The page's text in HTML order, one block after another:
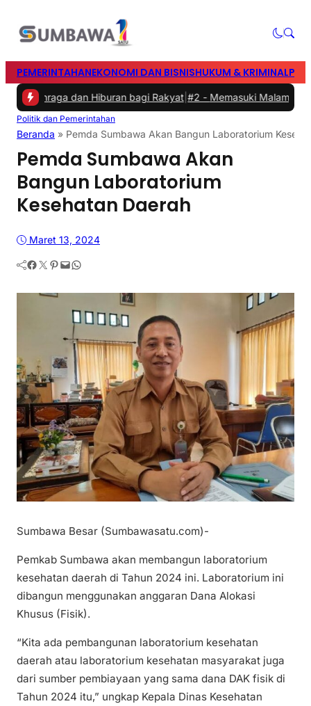
PEMERINTAHANEKONOMI DAN BISNISHUKUM & KRIMINAL
dan Hiburan bagi Rakyat| #2 -Memasuki Malam Kedua
Politik dan Pemerintahan
Beranda » Pemda Sumbawa Akan Bangun Laboratorium
Pemda Sumbawa Akan
Bangun Laboratorium
Kesehatan Daerah
Maret 13, 2024
Facebook Twitter Pinterest Mail WhatsApp
Sumbawa Besar (Sumbawasatu.com)-
Pemkab Sumbawa akan membangun laboratorium
kesehatan daerah di Tahun 2024 ini. Laboratorium ini
dibangun menggunakan anggaran Dana Alokasi
Khusus (Fisik).
“Kita ada pembangunan laboratorium kesehatan
daerah atau laboratorium kesehatan masyarakat juga
dari sumber pembiayaan yang sama dana DAK fisik di
Tahun 2024 itu,” ungkap Kepala Dinas Kesehatan